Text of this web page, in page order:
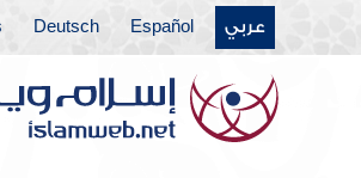
عربي Español
Deutsch